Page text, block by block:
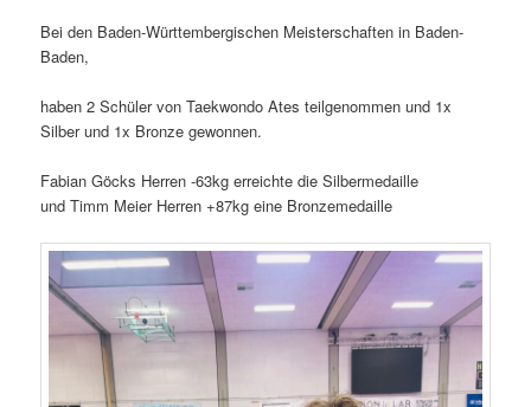
Bei den Baden-Württembergischen Meisterschaften in Baden-
Baden,
haben 2 Schüler von Taekwondo Ates teilgenommen und 1x
Silber und 1x Bronze gewonnen.
Fabian Göcks Herren -63kg erreichte die Silbermedaille
und Timm Meier Herren +87kg eine Bronzemedaille